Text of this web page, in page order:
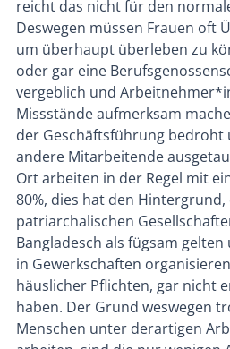
reicht das nicht für den
Deswegen müssen Frauen oft
um überhaupt überleben zu
oder gar eine
vergeblich und
Missstände aufmerksam
der Geschäftsführung bedroht
andere Mitarbeitende
Ort arbeiten in der Regel mit
80%, dies hat den
patriarchalischen
Bangladesch als fügsam
in Gewerkschaften
häuslicher Pflichten, gar nicht
haben. Der Grund weswegen
Menschen unter derartigen